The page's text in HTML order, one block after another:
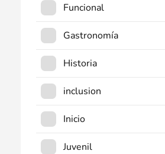
Funcional
Gastronomía
Historia
inclusion
Inicio
Juvenil